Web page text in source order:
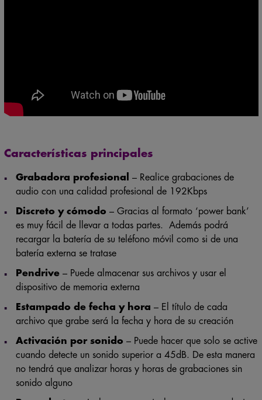
Características principales
Grabadora profesional – Realice grabaciones de
audio con una calidad profesional de 192Kbps
Discreto y cómodo – Gracias al formato ‘power bank’
es muy fácil de llevar a todas partes. Además podrá
recargar la batería de su teléfono móvil como si de una
batería externa se tratase
Pendrive– Puede almacenar sus archivos y usar el
dispositivo de memoria externa
Estampado de fecha y hora – El título de cada
archivo que grabe será la fecha y hora de su creación
Activación por sonido – Puede hacer que solo se active
cuando detecte un sonido superior a 45dB. De esta manera
no tendrá que analizar horas y horas de grabaciones sin
sonido alguno